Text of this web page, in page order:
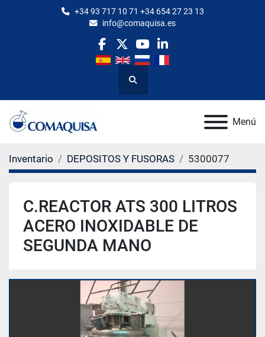
+34 93 717 10 71 +34 654 27 23 13
info@comaquisa.es
facebook
twitteryoutubelinkedin
Buscar
Menú
Inventario DEPOSITOS Y FUSORAS 5300077
C.REACTOR ATS 300 LITROS
ACERO INOXIDABLE DE
SEGUNDA MANO